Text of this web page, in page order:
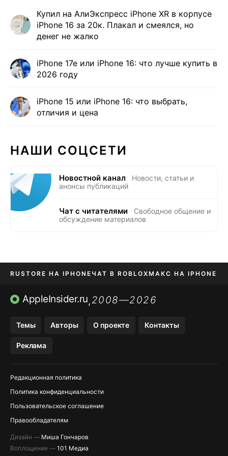
Купил на АлиЭкспресс iPhone XR в корпусе
iPhone 16 за 20к. Плакал и смеялся, но
денег не жалко
iPhone 17e или iPhone 16: что лучше купить в
2026 году
iPhone 15 или iPhone 16: что выбрать,
отличия и цена
НАШИ СОЦСЕТИ
Новостной канал
Новости, статьи и
анонсы публикаций
Чат с читателями
Свободное общение и
обсуждение материалов
RUSTORE НА IPHONE ЧАТ В ROBLOXМАКС НА IPHONE
AVITO НА IPHONEВТБ ОНЛАЙН TIKTOK НА IPHONE
AppleInsider.ru,2008—2026
Темы Авторы О проекте Контакты
Реклама
Редакционная политика
Политика конфиденциальности
Пользовательское соглашение
Правообладателям
Дизайн — Миша Гончаров
Воплощение — 101 Медиа